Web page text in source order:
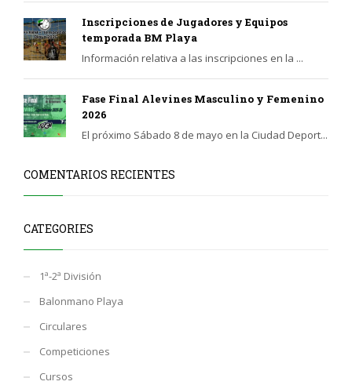
Inscripciones de Jugadores y Equipos
temporada BM Playa
Información relativa a las inscripciones en la ...
Fase Final Alevines Masculino y Femenino
2026
El próximo Sábado 8 de mayo en la Ciudad Deport...
COMENTARIOS RECIENTES
CATEGORIES
1ª-2ª División
Balonmano Playa
Circulares
Competiciones
Cursos